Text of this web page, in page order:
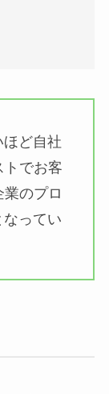
ど自社
トでお客
のプロ
ってい